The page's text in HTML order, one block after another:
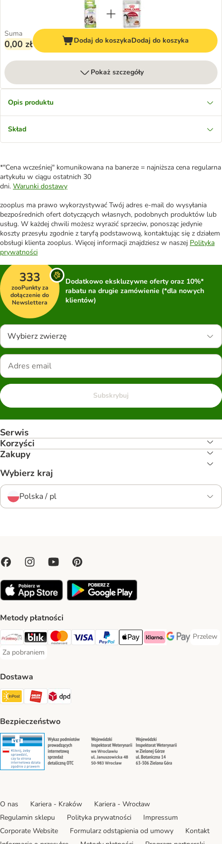
Suma
0,00 zł Dodaj do koszykaDodaj do koszyka
Pokaż szczegóły
Opis produktu
Skład
*"Cena wcześniej" komunikowana na banerze = najniższa cena regularna
artykułu w ciągu ostatnich 30
dni. Warunki dostawy
zooplus ma prawo wykorzystywać Twój adres e-mail do wysyłania
bezpośrednich ofert dotyczących własnych, podobnych produktów lub
usług. W każdej chwili możesz wyrazić sprzeciw, ponosząc jedynie
koszty przesyłu zgodnie z taryfą podstawową, kontaktując się z działem
obsługi klienta zooplus. Więcej informacji znajdziesz w naszej Polityka
prywatności
333
zooPunkty za
dołączenie do
Newslettera
Dodatkowo ekskluzywne oferty oraz 10%*
rabatu na drugie zamówienie (*dla nowych
klientów)
Wybierz zwierzę
Subskrybuj
Serwis
Korzyści
Zakupy
Wybierz kraj
Polska / pl
Metody płatności
Przelewy24 Payment Method
Blik Payment Method
MasterCard Payment Method
Visa Payment Method
PayPal Payment Method
Apple Pay Payment Method
Klarna Payment Method
Google Pay
Przelew
Przelew
Za pobraniem
Za pobraniem Payment Method
Dostawa
Paczkomat® Shipping Method
ORLEN Paczka Shipping Method
DPD Shipping Method
Bezpieczeństwo
Security Security Security
O nas Kariera - Kraków
Kariera - Wrocław
Regulamin sklepu
Polityka prywatności
Impressum
Corporate Website
Formularz odstąpienia od umowy
Kontakt